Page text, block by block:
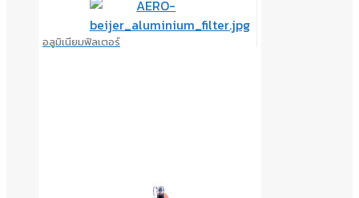
อลูมิเนียมฟิลเตอร์